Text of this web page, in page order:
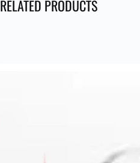
RELATED PRODUCTS